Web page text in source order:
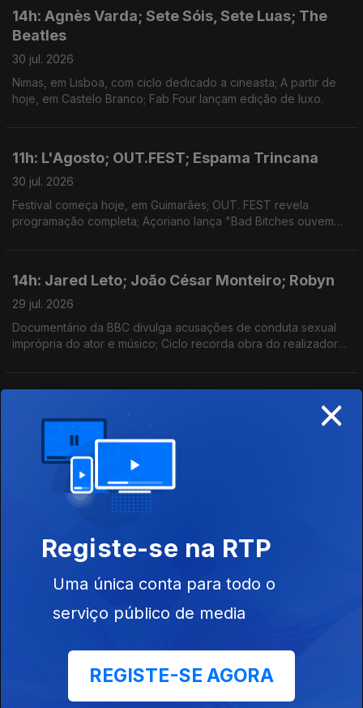
14h: Agnès Varda; Sete Sóis, Sete Luas; The
Beatles
30 jul. 2026
Nimas, em Lisboa, com ciclo dedicado a cineasta; A partir de
hoje, em Castelo Branco; Fab Four lançam edição de luxo.
11h: L'Agosto; OUT.FEST; Espama Trincana
30 jul. 2026
Festival começa hoje, em Guimarães; OUT. FEST revela
programação completa; Açoriano lança "Bad Bitches ouvem
14h: Jared Leto; João César Monteiro; Robyn
29 jul. 2026
Documentário da BBC divulga acusações de conduta sexual
imprópria do ator e músico; Ciclo recorda obra do realizador
29 jul. 2026
Anunciados os primeiros oito nomes do Festival Vapor;
Retrospetiva do Queer restaura obras e coloca-as em diálogo;
Morreu o DJ e produtor Kavinsky, aos 50 anos.
No More
13ª edição de 19 a 28 de Novembro; Até 09 de Agosto em Sta.
Maria da Feira; Banda de Mike Patton de regresso aos palcos
11h: A leste do Couraíso; Vitória Vermelho;
David Fonseca
×
Registe-se na RTP
Uma única conta para todo o
serviço público de media
REGISTE-SE AGORA